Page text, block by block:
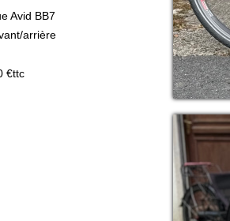
Avid BB7
arrière
€ttc